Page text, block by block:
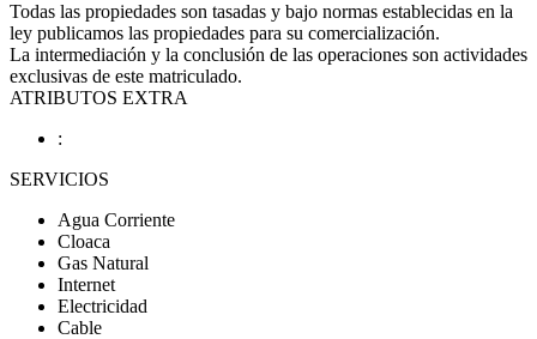
Todas las propiedades son tasadas y bajo normas establecidas en la
ley publicamos las propiedades para su comercialización.
La intermediación y la conclusión de las operaciones son actividades
exclusivas de este matriculado.
ATRIBUTOS EXTRA
:
SERVICIOS
Agua Corriente
Cloaca
Gas Natural
Internet
Electricidad
Cable